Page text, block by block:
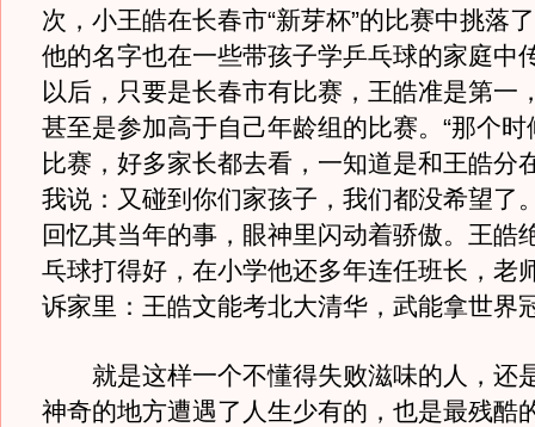
次，小王皓在长春市“新芽杯”的比赛中挑落
他的名字也在一些带孩子学乒乓球的家庭中
以后，只要是长春市有比赛，王皓准是第一
甚至是参加高于自己年龄组的比赛。“那个
比赛，好多家长都去看，一知道是和王皓分
我说：又碰到你们家孩子，我们都没希望了
回忆其当年的事，眼神里闪动着骄傲。王皓
乓球打得好，在小学他还多年连任班长，老
诉家里：王皓文能考北大清华，武能拿世界
就是这样一个不懂得失败滋味的人，还
神奇的地方遭遇了人生少有的，也是最残酷